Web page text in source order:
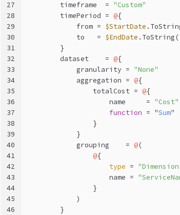
27
28
29
30
31
32
33
34
35
36
37
38
39
40
41
42
43
44
45
46
        timeframe  =
"Custom"
        timePeriod =
@{
            from =
$StartDate
            to   =
$EndDate .ToString(
        }
        dataset    =
@{
            granularity =
"None"
            aggregation =
@{
                totalCost =
@{
                    name     =
"Cost"
function = "Sum"
                }
            }
            grouping    =
@(
@{
type =
                    name =
                }
            )
        }